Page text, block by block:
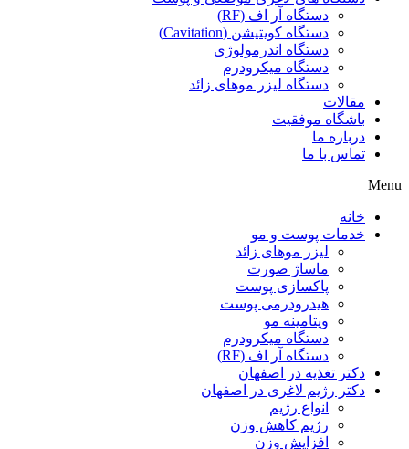
دستگاه آر اف (RF)
دستگاه کویتیشن (Cavitation)
دستگاه اندرمولوژی
دستگاه میکرودرم
دستگاه لیزر موهای زائد
مقالات
باشگاه موفقیت
درباره ما
تماس با ما
Menu
خانه
خدمات پوست و مو
لیزر موهای زائد
ماساژ صورت
پاکسازی پوست
هیدرودرمی پوست
ویتامینه مو
دستگاه میکرودرم
دستگاه آر اف (RF)
دکتر تغذیه در اصفهان
دکتر رژیم لاغری در اصفهان
انواع رژیم
رژیم کاهش وزن
افزایش وزن